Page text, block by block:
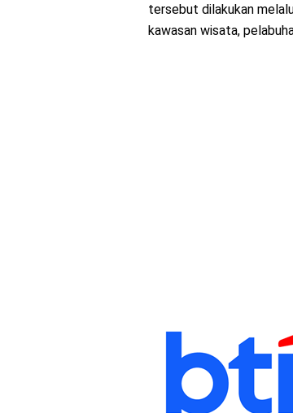
tersebut dilakukan
kawasan wisata,